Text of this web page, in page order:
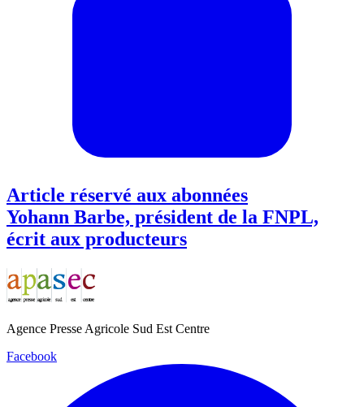
Article réservé aux abonnées
Yohann Barbe, président de la FNPL,
écrit aux producteurs
Agence Presse Agricole Sud Est Centre
Facebook